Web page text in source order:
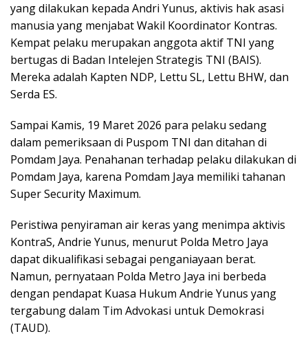
yang dilakukan kepada Andri Yunus, aktivis hak asasi
manusia yang menjabat Wakil Koordinator Kontras.
Kempat pelaku merupakan anggota aktif TNI yang
bertugas di Badan Intelejen Strategis TNI (BAIS).
Mereka adalah Kapten NDP, Lettu SL, Lettu BHW, dan
Serda ES.
Sampai Kamis, 19 Maret 2026 para pelaku sedang
dalam pemeriksaan di Puspom TNI dan ditahan di
Pomdam Jaya. Penahanan terhadap pelaku dilakukan di
Pomdam Jaya, karena Pomdam Jaya memiliki tahanan
Super Security Maximum.
Peristiwa penyiraman air keras yang menimpa aktivis
KontraS, Andrie Yunus, menurut Polda Metro Jaya
dapat dikualifikasi sebagai penganiayaan berat.
Namun, pernyataan Polda Metro Jaya ini berbeda
dengan pendapat Kuasa Hukum Andrie Yunus yang
tergabung dalam Tim Advokasi untuk Demokrasi
(TAUD).